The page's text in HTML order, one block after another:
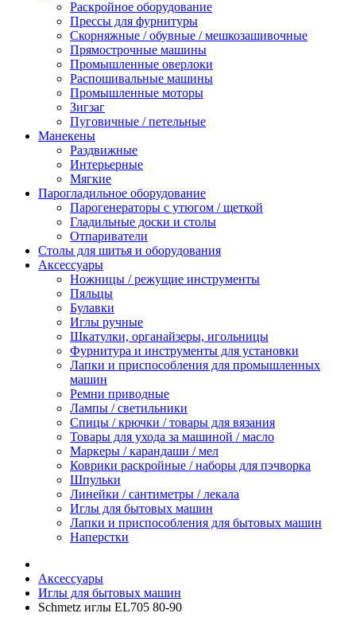
Раскройное оборудование
Прессы для фурнитуры
Скорняжные / обувные / мешкозашивочные
Прямострочные машины
Промышленные оверлоки
Распошивальные машины
Промышленные моторы
Зигзаг
Пуговичные / петельные
Манекены
Раздвижные
Интерьерные
Мягкие
Парогладильное оборудование
Парогенераторы с утюгом / щеткой
Гладильные доски и столы
Отпариватели
Столы для шитья и оборудования
Аксессуары
Ножницы / режущие инструменты
Пяльцы
Булавки
Иглы ручные
Шкатулки, органайзеры, игольницы
Фурнитура и инструменты для установки
Лапки и приспособления для промышленных
машин
Ремни приводные
Лампы / светильники
Спицы / крючки / товары для вязания
Товары для ухода за машиной / масло
Маркеры / карандаши / мел
Коврики раскройные / наборы для пэчворка
Шпульки
Линейки / сантиметры / лекала
Иглы для бытовых машин
Лапки и приспособления для бытовых машин
Наперстки
Аксессуары
Иглы для бытовых машин
Schmetz иглы EL705 80-90